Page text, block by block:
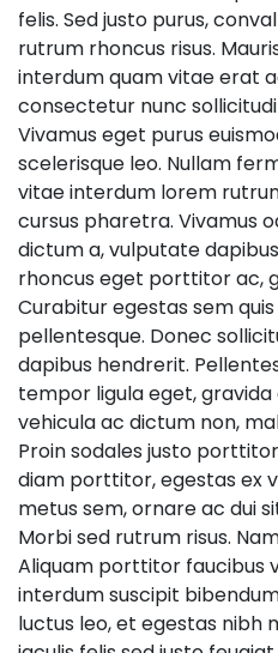
felis. Sed justo purus,
rutrum rhoncus risus.
interdum quam vitae erat
consectetur nunc
Vivamus eget purus
scelerisque leo. Nullam
vitae interdum lorem
cursus pharetra. Vivamus
dictum a, vulputate
rhoncus eget porttitor ac,
Curabitur egestas sem
pellentesque. Donec
dapibus hendrerit.
tempor ligula eget, gravida
vehicula ac dictum non,
Proin sodales justo
diam porttitor, egestas ex
metus sem, ornare ac dui
Morbi sed rutrum risus.
Aliquam porttitor faucibus
interdum suscipit
luctus leo, et egestas nibh